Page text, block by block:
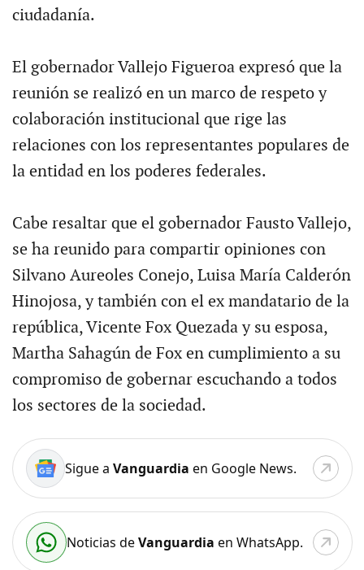
ciudadanía.
El gobernador Vallejo Figueroa expresó que la
reunión se realizó en un marco de respeto y
colaboración institucional que rige las
relaciones con los representantes populares de
la entidad en los poderes federales.
Cabe resaltar que el gobernador Fausto Vallejo,
se ha reunido para compartir opiniones con
Silvano Aureoles Conejo, Luisa María Calderón
Hinojosa, y también con el ex mandatario de la
república, Vicente Fox Quezada y su esposa,
Martha Sahagún de Fox en cumplimiento a su
compromiso de gobernar escuchando a todos
los sectores de la sociedad.
Sigue a Vanguardia en Google News.
Noticias deVanguardia en WhatsApp.